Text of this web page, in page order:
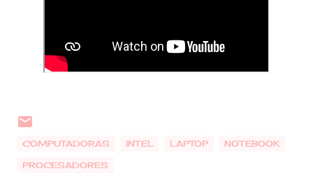
COMPUTADORAS INTEL LAPTOP NOTEBOOK
PROCESADORES